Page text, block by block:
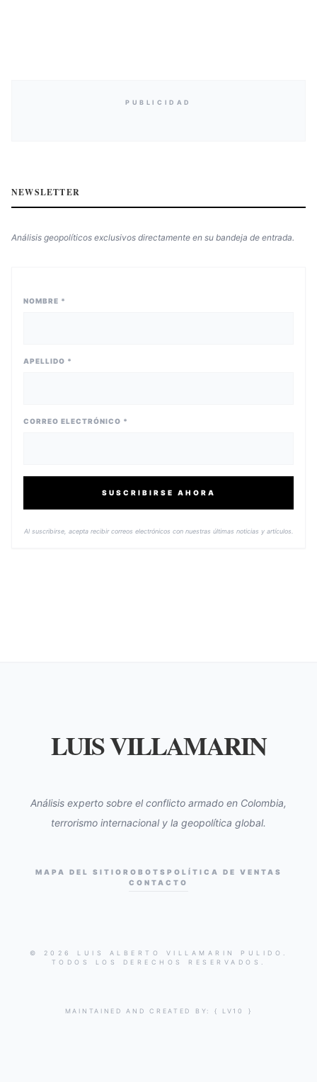
PUBLICIDAD
NEWSLETTER
Análisis geopolíticos exclusivos directamente en su bandeja de entrada.
NOMBRE *
APELLIDO *
CORREO ELECTRÓNICO *
SUSCRIBIRSE AHORA
Al suscribirse, acepta recibir correos electrónicos con nuestras últimas noticias y artículos.
LUIS VILLAMARIN
Análisis experto sobre el conflicto armado en Colombia,
terrorismo internacional y la geopolítica global.
MAPA DEL SITIO ROBOTS POLÍTICA DE VENTAS
CONTACTO
© 2026 LUIS ALBERTO VILLAMARIN PULIDO.
TODOS LOS DERECHOS RESERVADOS.
MAINTAINED AND CREATED BY: { LV10 }